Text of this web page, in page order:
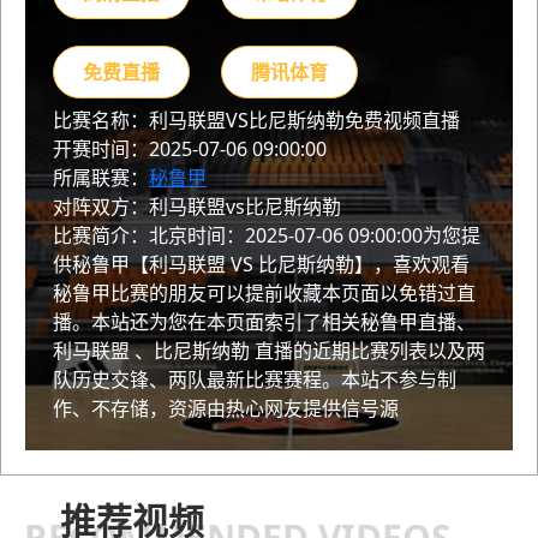
免费直播
腾讯体育
比赛名称：利马联盟VS比尼斯纳勒免费视频直播
开赛时间：2025-07-06 09:00:00
所属联赛： 秘鲁甲
对阵双方：利马联盟vs比尼斯纳勒
比赛简介：北京时间：2025-07-06 09:00:00为您提
供秘鲁甲【利马联盟 VS 比尼斯纳勒】，喜欢观看
秘鲁甲比赛的朋友可以提前收藏本页面以免错过直
播。本站还为您在本页面索引了相关秘鲁甲直播、
利马联盟 、比尼斯纳勒 直播的近期比赛列表以及两
队历史交锋、两队最新比赛赛程。本站不参与制
作、不存储，资源由热心网友提供信号源
推荐视频